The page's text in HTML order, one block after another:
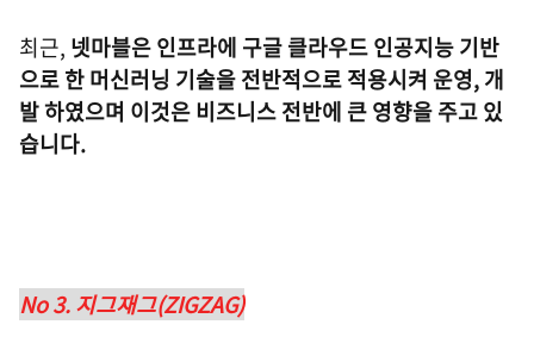
최근, 넷마블은 인프라에 구글 클라우드 인공지능 기반
으로 한 머신러닝 기술을 전반적으로 적용시켜 운영, 개
발 하였으며 이것은 비즈니스 전반에 큰 영향을 주고 있
습니다.
No 3. 지그재그(ZIGZAG)